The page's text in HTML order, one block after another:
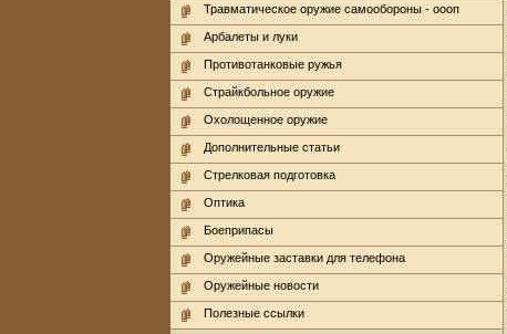
Травматическое оружие самообороны - оооп
Арбалеты и луки
Противотанковые ружья
Страйкбольное оружие
Охолощенное оружие
Дополнительные статьи
Стрелковая подготовка
Оптика
Боеприпасы
Оружейные заставки для телефона
Оружейные новости
Полезные ссылки